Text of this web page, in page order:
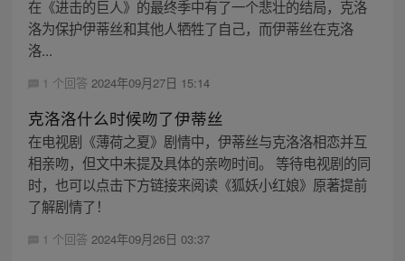
在《进击的巨人》的最终季中有了一个悲壮的结局，克洛
洛为保护伊蒂丝和其他人牺牲了自己，而伊蒂丝在克洛
洛...
1 个回答 2024年09月27日 15:14
克洛洛什么时候吻了伊蒂丝
在电视剧《薄荷之夏》剧情中，伊蒂丝与克洛洛相恋并互
相亲吻，但文中未提及具体的亲吻时间。 等待电视剧的同
时，也可以点击下方链接来阅读《狐妖小红娘》原著提前
了解剧情了！
1 个回答 2024年09月26日 03:37